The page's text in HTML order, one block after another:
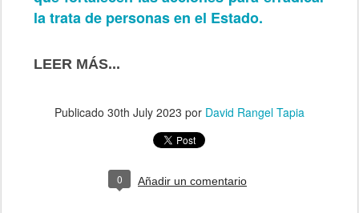
la trata de personas en el Estado.
LEER MÁS...
Publicado 30th July 2023 por David Rangel Tapia
0 Añadir un comentario